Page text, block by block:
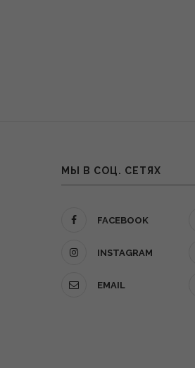
МЫ В СОЦ. СЕТЯХ
FACEBOOK
INSTAGRAM
EMAIL